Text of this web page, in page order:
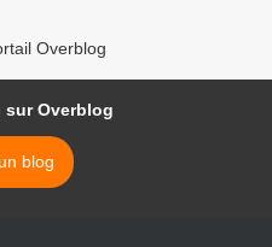
Overblog
sur Overblog
blog